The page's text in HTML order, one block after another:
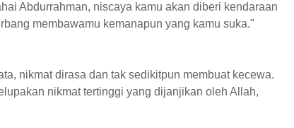
Abdurrahman, niscaya kamu akan diberi kendaraan
membawamu kemanapun yang kamu suka."
nikmat dirasa dan tak sedikitpun membuat kecewa.
nikmat tertinggi yang dijanjikan oleh Allah,